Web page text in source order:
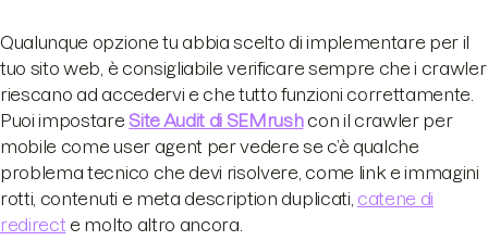
Qualunque opzione tu abbia scelto di implementare per il
tuo sito web, è consigliabile verificare sempre che i crawler
riescano ad accedervi e che tutto funzioni correttamente.
Puoi impostare Site Audit di SEMrushcon il crawler per
mobile come user agent per vedere se c’è qualche
problema tecnico che devi risolvere, come link e immagini
rotti, contenuti e meta description duplicati, catene di
redirect e molto altro ancora.